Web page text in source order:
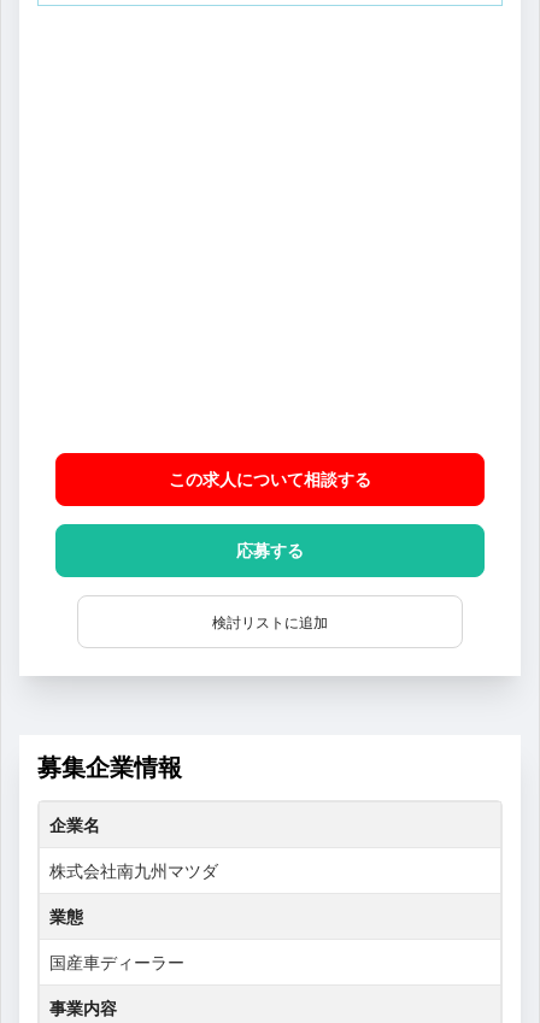
この求人について相談する
応募する
検討リストに追加
募集企業情報
企業名
株式会社南九州マツダ
業態
国産車ディーラー
事業内容